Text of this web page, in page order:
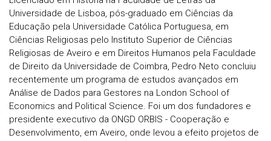
Universidade de Lisboa, pós-graduado em Ciências da
Educação pela Universidade Católica Portuguesa, em
Ciências Religiosas pelo Instituto Superior de Ciências
Religiosas de Aveiro e em Direitos Humanos pela Faculdade
de Direito da Universidade de Coimbra, Pedro Neto concluiu
recentemente um programa de estudos avançados em
Análise de Dados para Gestores na London School of
Economics and Political Science. Foi um dos fundadores e
presidente executivo da ONGD ORBIS - Cooperação e
Desenvolvimento, em Aveiro, onde levou a efeito projetos de